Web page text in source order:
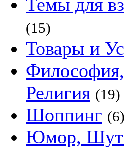
(15)
Товары и
Философия,
Религия (19)
Шоппинг (6)
Юмор,